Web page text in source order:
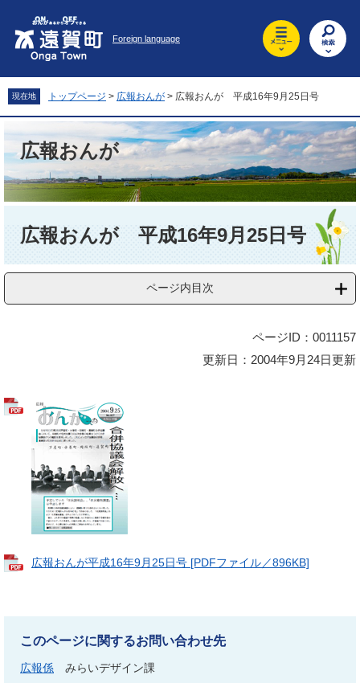
先
頭
を
飛
文
へ
Foreign language
現在地 トップページ > 広報おんが > 広報おんが 平成16年9月25日号
広報おんが
広報おんが 平成16年9月25日号
ページ内目次
ページID：0011157
更新日：2004年9月24日更新
広報おんが平成16年9月25日号 [PDFファイル／896KB]
このページに関するお問い合わせ先
広報係
みらいデザイン課